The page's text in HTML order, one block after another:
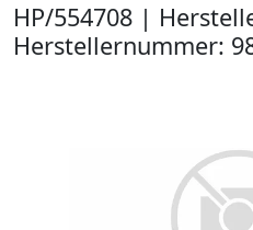
HP/554708 |
Herstellernummer: